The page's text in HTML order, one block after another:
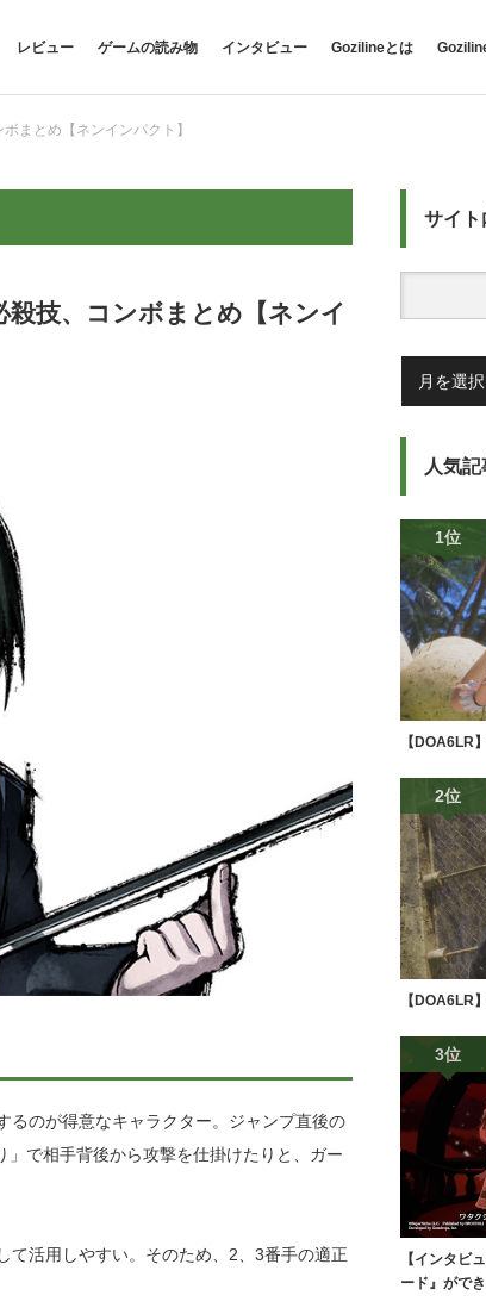
レビュー ゲームの読み物 インタビュー Gozilineとは
まとめ【ネンインパクト】
殺技、コンボまとめ【ネンイ
るのが得意なキャラクター。ジャンプ直後の
で相手背後から攻撃を仕掛けたりと、ガー
て活用しやすい。そのため、2、3番手の適正
サイト
人気記
1位
【DOA6LR
2位
【DOA6LR
3位
【インタビ
ード』がで